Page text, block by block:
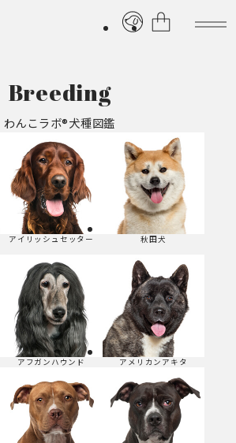
Breeding
わんこラボ®犬種図鑑
アイリッシュセッター 秋田犬
アフガンハウンド アメリカンアキタ